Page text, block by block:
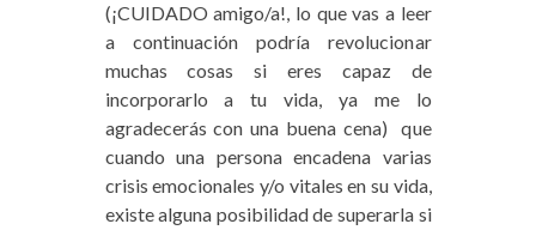
(¡CUIDADO amigo/a!, lo que vas a leer
a continuación podría revolucionar
muchas cosas si eres capaz de
incorporarlo a tu vida, ya me lo
agradecerás con una buena cena) que
cuando una persona encadena varias
crisis emocionales y/o vitales en su vida,
existe alguna posibilidad de superarla si